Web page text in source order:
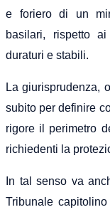
e foriero di un
basilari, rispetto
duraturi e stabili.
La giurisprudenza,
subito per definire
rigore il perimetro
richiedenti la
In tal senso va
Tribunale